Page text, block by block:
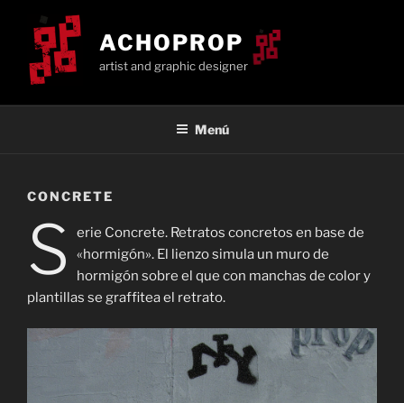
contenido
ACHOPROP
artist and graphic designer
Menú
CONCRETE
S
erie Concrete. Retratos concretos en base de
«hormigón». El lienzo simula un muro de
hormigón sobre el que con manchas de color y
plantillas se graffitea el retrato.